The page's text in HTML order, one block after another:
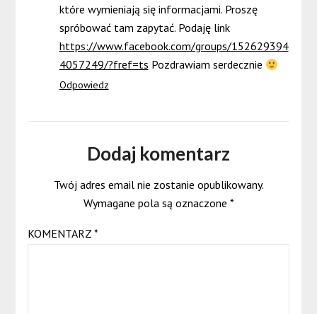
które wymieniają się informacjami. Proszę
spróbować tam zapytać. Podaję link
https://www.facebook.com/groups/152629394
4057249/?fref=ts Pozdrawiam serdecznie
Odpowiedz
Dodaj komentarz
Twój adres email nie zostanie opublikowany.
Wymagane pola są oznaczone *
KOMENTARZ *